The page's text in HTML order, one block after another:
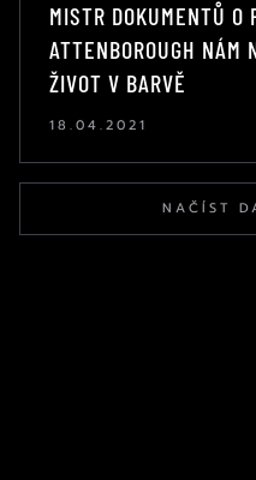
MISTR DOKUMENTŮ O
ATTENBOROUGH NÁM
ŽIVOT V BARVĚ
18.04.2021
NAČÍST